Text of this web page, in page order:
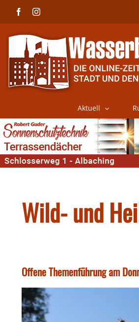
FacebookInstagram
Aktuell
Wild- und
Offene Themenführung am